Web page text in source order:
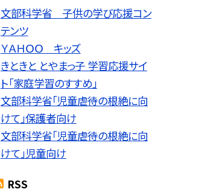
文部科学省 子供の学び応援コン
テンツ
ＹＡＨＯＯ キッズ
きときと とやまっ子 学習応援サイ
ト「家庭学習のすすめ」
文部科学省「児童虐待の根絶に向
けて」保護者向け
文部科学省「児童虐待の根絶に向
けて」児童向け
RSS